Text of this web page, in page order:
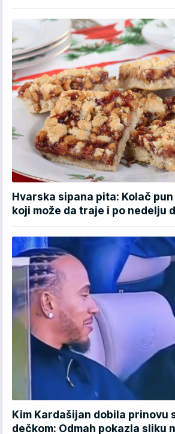
Hvarska sipana pita: Kolač
koji može da traje i po nedelju
Kim Kardašijan dobila prinovu
dečkom: Odmah pokazla sliku